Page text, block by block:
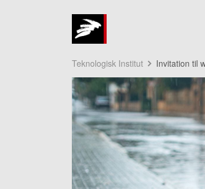
Teknologisk Institut Invitation til